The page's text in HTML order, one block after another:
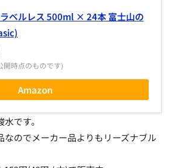
ベルレス 500ml × 24本 富士山の
開時点のものです)
Amazon
です。
のでメーカー品よりもリーズナブル